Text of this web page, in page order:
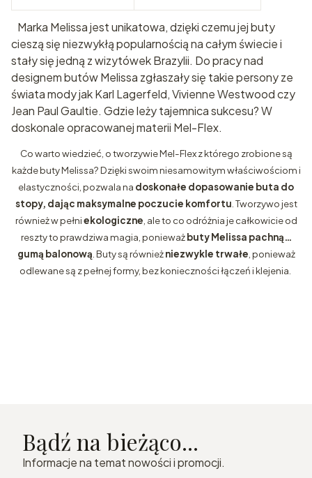
Marka Melissa jest unikatowa, dzięki czemu jej buty
cieszą się niezwykłą popularnością na całym świecie i
stały się jedną z wizytówek Brazylii. Do pracy nad
designem butów Melissa zgłaszały się takie persony ze
świata mody jak Karl Lagerfeld, Vivienne Westwood czy
Jean Paul Gaultie. Gdzie leży tajemnica sukcesu? W
doskonale opracowanej materii Mel-Flex.
Co warto wiedzieć, o tworzywie Mel-Flex z którego zrobione są
każde buty Melissa? Dzięki swoim niesamowitym właściwościom i
elastyczności, pozwala na doskonałe dopasowanie buta do
stopy, dając maksymalne poczucie komfortu . Tworzywo jest
również w pełniekologiczne , ale to co odróżnia je całkowicie od
reszty to prawdziwa magia, ponieważbuty Melissa pachną…
gumą balonową . Buty są równieżniezwykle trwałe , ponieważ
odlewane są z pełnej formy, bez konieczności łączeń i klejenia.
Bądź na bieżąco...
Informacje na temat nowości i promocji.